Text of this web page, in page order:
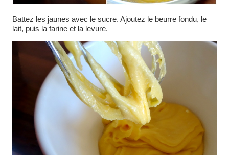
Battez les jaunes avec le sucre. Ajoutez le beurre fondu, le
lait, puis la farine et la levure.